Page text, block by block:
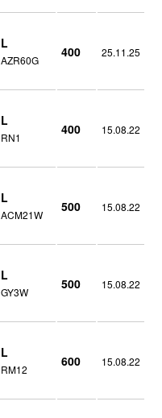
L
AZR60G
400 25.11.25
L
RN1
400 15.08.22
L
ACM21W
500 15.08.22
L
GY3W
500 15.08.22
L
RM12
600 15.08.22